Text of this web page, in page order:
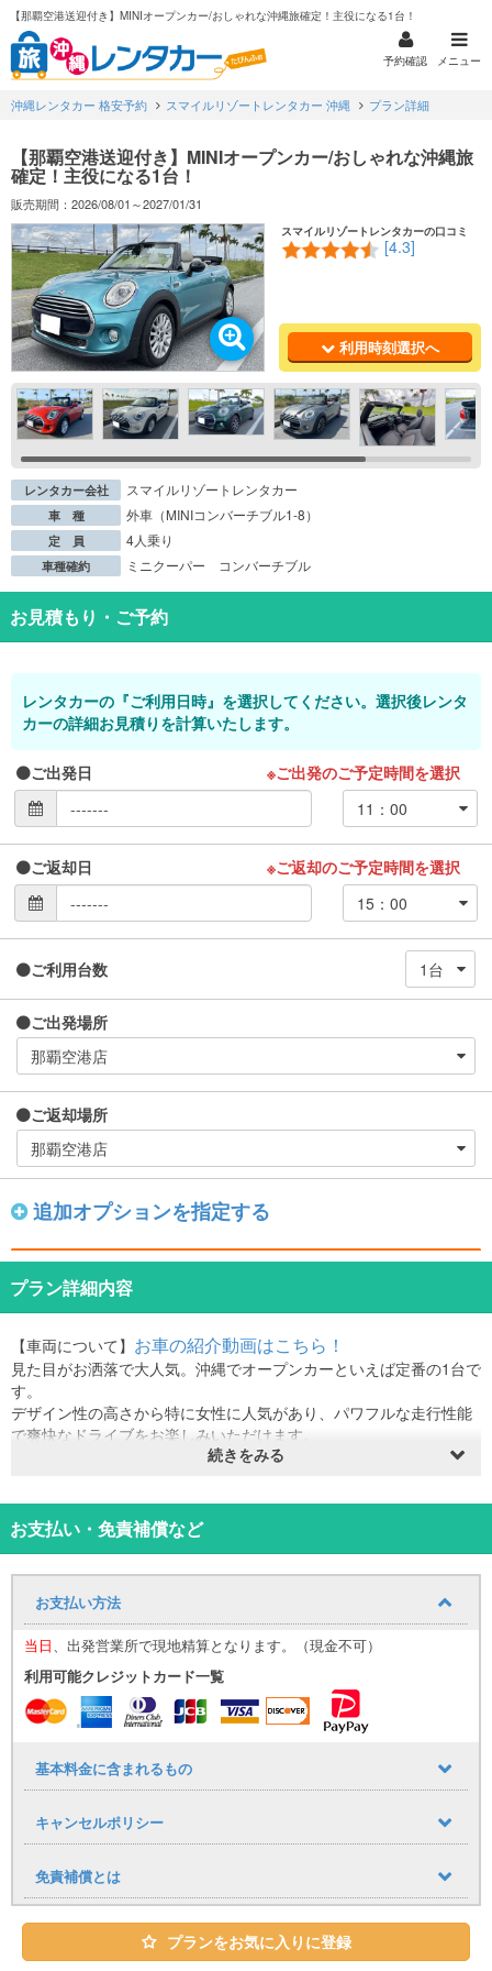
【那覇空港送迎付き】MINIオープンカー/おしゃれな沖縄旅確定！主役になる1台！
予約確認 メニュー
沖縄レンタカー 格安予約 スマイルリゾートレンタカー 沖縄 プラン詳細
【那覇空港送迎付き】MINIオープンカー/おしゃれな沖縄旅
確定！主役になる1台！
販売期間：2026/08/01～2027/01/31
スマイルリゾートレンタカーの口コミ
[4.3]
利用時刻選択へ
レンタカー会社 スマイルリゾートレンタカー
車 種 外車（MINIコンバーチブル1-8）
定 員 4人乗り
車種確約 ミニクーパー コンバーチブル
お見積もり・ご予約
レンタカーの『ご利用日時』を選択してください。選択後レンタ
カーの詳細お見積りを計算いたします。
ご出発日 ※ご出発のご予定時間を選択
ご返却日 ※ご返却のご予定時間を選択
ご利用台数
ご出発場所
ご返却場所
追加オプションを指定する
プラン詳細内容
【車両について】 お車の紹介動画はこちら！
見た目がお洒落で大人気。沖縄でオープンカーといえば定番の1台で
す。
デザイン性の高さから特に女性に人気があり、パワフルな走行性能
で爽快なドライブをお楽しみいただけます。
※車両カラーの指定はできかねます。
【那覇空港送迎について（無料）】お迎え場所についてはこちら！
那覇空港までの送迎サービスを追加料金なしでご利用いただけま
す。
到着時間に応じて、最寄りの送迎便にてご案内いたします。
（例：９：００までに那覇空港に到着→９：３０発の送迎便）
空港への送りは１７：００発が最終便となりますので、予めご了承
下さい。
■ 乗車場所
那覇空港「14番 レンタカー送迎車乗り場」
【公式LINE登録のお願い】
当日のご案内は公式LINEを使用いたします。
・LINEリンク：https://lin.ee/lcfZd4o
公式LINE登録の際に下記情報をメッセージでお送りください。
・お名前（フルネーム） ・レンタル日時
・ご予約車種
当日のご連絡は、公式LINEを使用して行います。
※公式LINEのご利用が難しい場合は、ご予約時の備考欄にその旨を
必ず記載ください。
続きをみる
お支払い・免責補償など
お支払い方法
当日、出発営業所で現地精算となります。（現金不可）
利用可能クレジットカード一覧
基本料金に含まれるもの
キャンセルポリシー
免責補償とは
プランをお気に入りに登録